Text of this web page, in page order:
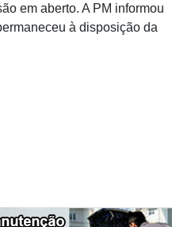
em aberto. A PM informou
à disposição da